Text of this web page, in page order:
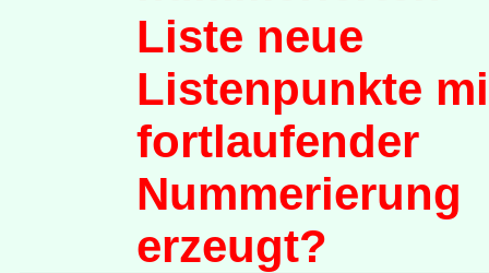
Liste neue
Listenpunkte
fortlaufender
Nummerierung
erzeugt?